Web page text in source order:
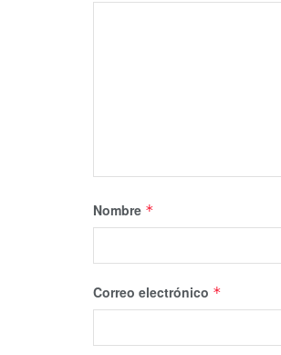
Nombre *
Correo electrónico *